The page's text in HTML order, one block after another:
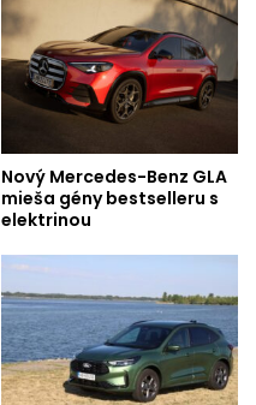
Nový Mercedes-Benz GLA
mieša gény bestselleru s
elektrinou